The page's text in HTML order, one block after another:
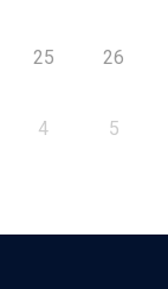
25 26
4 5